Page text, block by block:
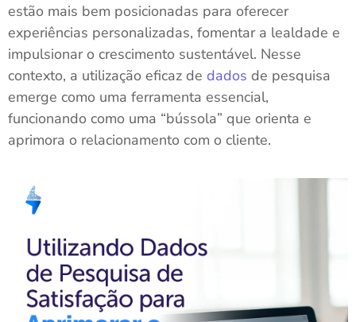
estão mais bem posicionadas para oferecer
experiências personalizadas, fomentar a lealdade e
impulsionar o crescimento sustentável. Nesse
contexto, a utilização eficaz de dados de pesquisa
emerge como uma ferramenta essencial,
funcionando como uma “bússola” que orienta e
aprimora o relacionamento com o cliente.